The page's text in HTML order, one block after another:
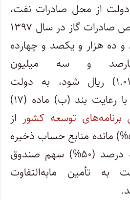
از محل صادرات نفت،
میعانات گازی و خالص صادرات گاز در سال ۱۳۹۷
ده هزار و یکصد و چهارده
و سه میلیون
(۱.۰۱۰.۱۱۴.۴۰۳.۰۰۰.۰۰۰) ریال شود، به دولت
رعایت بند (ب) ماده (۱۷)
برنامه‌های توسعه کشور از
محل پنجاه‌درصد(۵۰%) مانده منابع حساب ذخیره
ارزی با لحاظ پنجاه درصد (۵۰%) سهم صندوق
تأمین مابه‌التفاوت